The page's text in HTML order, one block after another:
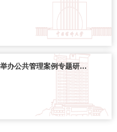
国际医药商学院举办公共管理案例专题研究学术讲座